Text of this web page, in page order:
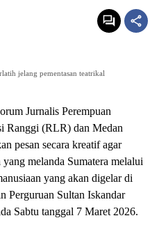
jelang pementasan teatrikal
Jurnalis Perempuan
Ranggi (RLR) dan Medan
pesan secara kreatif agar
melanda Sumatera melalui
yang akan digelar di
Perguruan Sultan Iskandar
Sabtu tanggal 7 Maret 2026.